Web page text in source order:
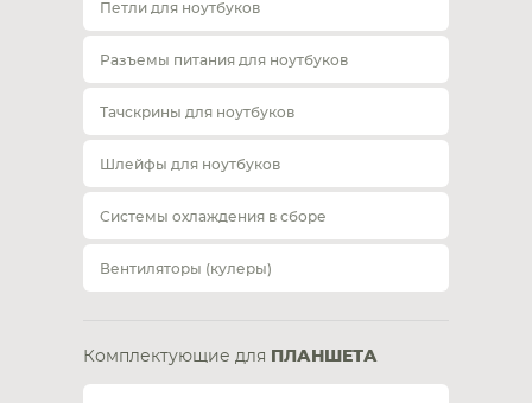
Петли для ноутбуков
Разъемы питания для ноутбуков
Тачскрины для ноутбуков
Шлейфы для ноутбуков
Системы охлаждения в сборе
Вентиляторы (кулеры)
Комплектующие для ПЛАНШЕТА